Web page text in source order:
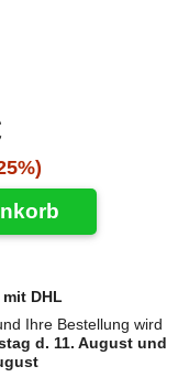
DHL
Ihre Bestellung wird
d. 11. August und